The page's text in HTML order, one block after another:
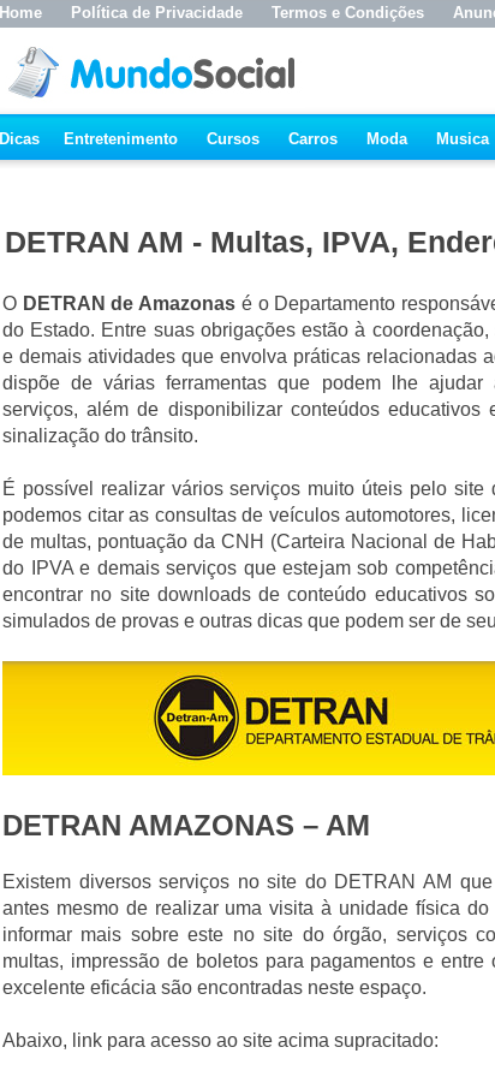
Home Política de Privacidade Termos e Condições
Dicas Entretenimento Cursos Carros Moda Musica
DETRAN AM - Multas, IPVA,
O DETRAN de Amazonas é o Departamento
do Estado. Entre suas obrigações estão à
e demais atividades que envolva práticas relacionadas
dispõe de várias ferramentas que podem lhe ajudar
serviços, além de disponibilizar conteúdos educativos
sinalização do trânsito.
É possível realizar vários serviços muito úteis pelo site
podemos citar as consultas de veículos automotores,
de multas, pontuação da CNH (Carteira Nacional de
do IPVA e demais serviços que estejam sob
encontrar no site downloads de conteúdo educativos
simulados de provas e outras dicas que podem ser de
DETRAN AMAZONAS – AM
Existem diversos serviços no site do DETRAN AM
antes mesmo de realizar uma visita à unidade física do
informar mais sobre este no site do órgão, serviços
multas, impressão de boletos para pagamentos e entre
excelente eficácia são encontradas neste espaço.
Abaixo, link para acesso ao site acima supracitado: